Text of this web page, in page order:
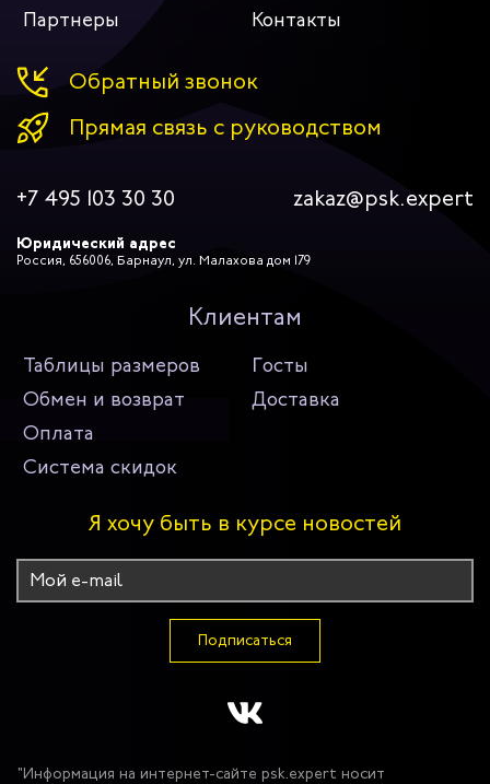
Партнеры
Контакты
Обратный звонок
Прямая связь с руководством
+7 495 103 30 30 zakaz@psk.expert
Юридический адрес
Россия, 656006, Барнаул, ул. Малахова дом 179
Клиентам
Таблицы размеров
Госты
Обмен и возврат
Доставка
Оплата
Система скидок
Я хочу быть в курсе новостей
Подписаться
"Информация на интернет-сайте psk.expert носит